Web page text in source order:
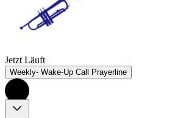
Jetzt Läuft
Weekly- Wake-Up Call Prayerline